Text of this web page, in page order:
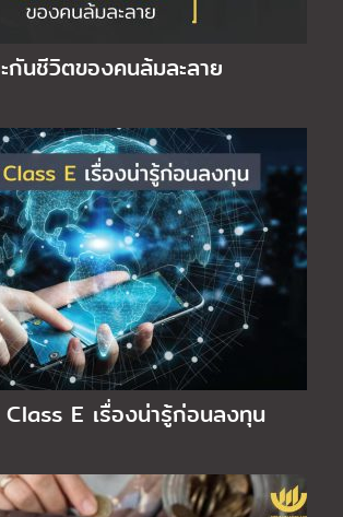
กันชีวิตของคนล้มละลาย
E เรื่องน่ารู้ก่อนลงทุน